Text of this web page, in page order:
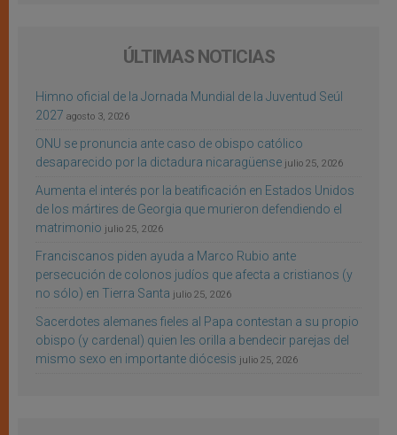
ÚLTIMAS NOTICIAS
Himno oficial de la Jornada Mundial de la Juventud Seúl
2027 agosto 3, 2026
ONU se pronuncia ante caso de obispo católico
desaparecido por la dictadura nicaragüense julio 25, 2026
Aumenta el interés por la beatificación en Estados Unidos
de los mártires de Georgia que murieron defendiendo el
matrimonio julio 25, 2026
Franciscanos piden ayuda a Marco Rubio ante
persecución de colonos judíos que afecta a cristianos (y
no sólo) en Tierra Santa julio 25, 2026
Sacerdotes alemanes fieles al Papa contestan a su propio
obispo (y cardenal) quien les orilla a bendecir parejas del
mismo sexo en importante diócesis julio 25, 2026